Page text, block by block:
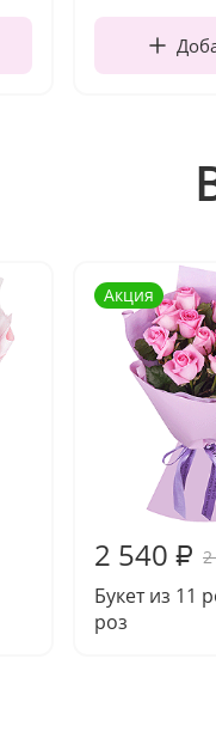
Акция
2 540 ₽ 2
Букет из 11
роз